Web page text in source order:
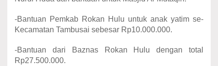
-Bantuan Pemkab Rokan Hulu untuk anak yatim se-
Kecamatan Tambusai sebesar Rp10.000.000.
-Bantuan dari Baznas Rokan Hulu dengan total
Rp27.500.000.